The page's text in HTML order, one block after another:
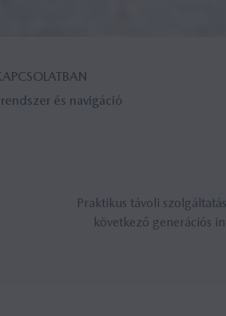
és navigáció
Praktikus távoli
következő generációs